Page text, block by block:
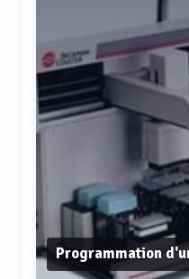
Programmation